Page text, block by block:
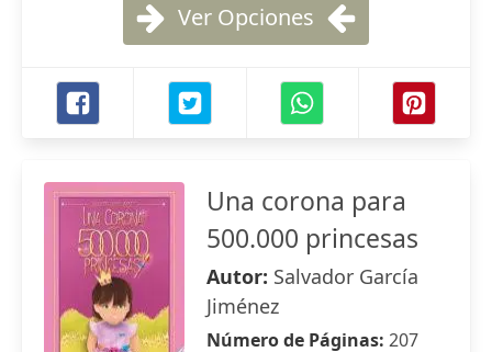
Ver Opciones
Una corona para
500.000 princesas
Autor: Salvador García
Jiménez
Número de Páginas: 207